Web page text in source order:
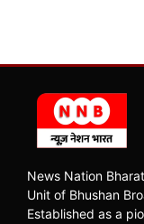
News Nation
Unit of Bhushan
Established as a